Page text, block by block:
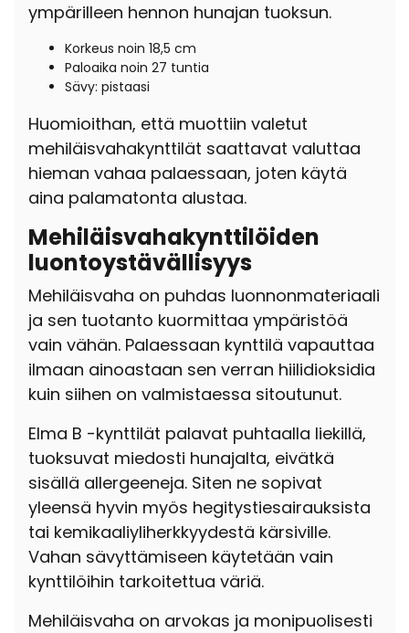
ympärilleen hennon hunajan tuoksun.
Korkeus noin 18,5 cm
Paloaika noin 27 tuntia
Sävy: pistaasi
Huomioithan, että muottiin valetut
mehiläisvahakynttilät saattavat valuttaa
hieman vahaa palaessaan, joten käytä
aina palamatonta alustaa.
Mehiläisvahakynttilöiden
luontoystävällisyys
Mehiläisvaha on puhdas luonnonmateriaali
ja sen tuotanto kuormittaa ympäristöä
vain vähän. Palaessaan kynttilä vapauttaa
ilmaan ainoastaan sen verran hiilidioksidia
kuin siihen on valmistaessa sitoutunut.
Elma B -kynttilät palavat puhtaalla liekillä,
tuoksuvat miedosti hunajalta, eivätkä
sisällä allergeeneja. Siten ne sopivat
yleensä hyvin myös hegitystiesairauksista
tai kemikaaliyliherkkyydestä kärsiville.
Vahan sävyttämiseen käytetään vain
kynttilöihin tarkoitettua väriä.
Mehiläisvaha on arvokas ja monipuolisesti